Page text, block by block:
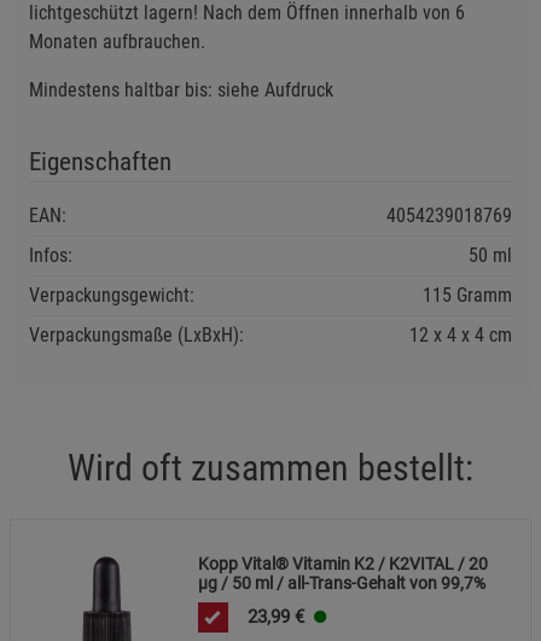
lichtgeschützt lagern! Nach dem Öffnen innerhalb von 6
Monaten aufbrauchen.
Mindestens haltbar bis: siehe Aufdruck
Eigenschaften
EAN:
4054239018769
Infos:
50 ml
Verpackungsgewicht:
115 Gramm
Verpackungsmaße (LxBxH):
12 4 4 cm
Wird oft zusammen bestellt:
Kopp Vital® Vitamin K2 / K2VITAL / 20
µg / 50 ml / all-Trans-Gehalt von 99,7%
23,99 €
Zurück Einstellungen speichern für die Gruppe
Einwilligung nicht erteilen
Funktionale Cookies (1) Funktionale
Beschreibung Funktionale Cookies
Cookie-Informationen
Cookie-Informationen anzeigen
Marketing Cookies (3) Marketing Cookies
Beschreibung Marketing Cookies
Cookie-Informationen